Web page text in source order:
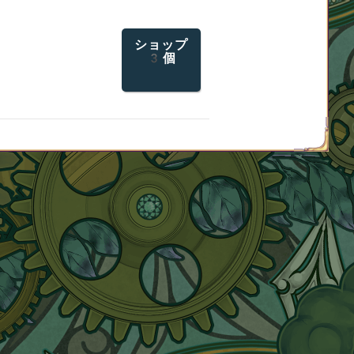
ショップ
3個